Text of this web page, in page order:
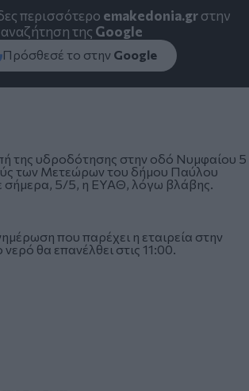
περισσότερο emakedonia.grστην
αναζήτηση της Google
Πρόσθεσέ το στην Google
της υδροδότησης στην οδό Νυμφαίου 5
των Μετεώρων του δήμου Παύλου
5/5, η ΕΥΑΘ, λόγω βλάβης.
που παρέχει η εταιρεία στην
νερό θα επανέλθει στις 11:00.